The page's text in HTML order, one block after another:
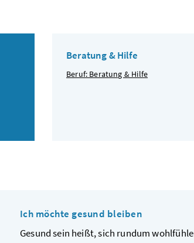
Beratung & Hilfe
Beruf: Beratung & Hilfe
Ich möchte gesund bleiben
Gesund sein heißt, sich rundum